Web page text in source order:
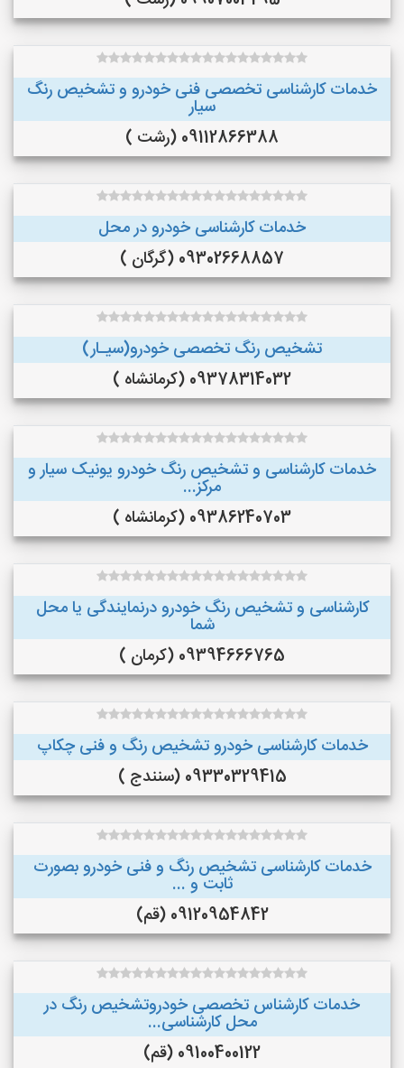
خدمات کارشناسی تخصصی فنی خودرو و تشخیص رنگ
سیار
09112866388 (رشت )
خدمات کارشناسی خودرو در محل
09302668857 (گرگان )
تشخیص رنگ تخصصی خودرو(سیـار)
09378314032 (کرمانشاه )
خدمات کارشناسی و تشخیص رنگ خودرو یونیک سیار و
مرکز...
09386240703 (کرمانشاه )
کارشناسی و تشخیص رنگ خودرو درنمایندگی یا محل
شما
09394666765 (کرمان )
خدمات کارشناسی خودرو تشخیص رنگ و فنی چکاپ
09330329415 (سنندج )
خدمات کارشناسی تشخیص رنگ و فنی خودرو بصورت
ثابت و ...
09120954842 (قم)
خدمات کارشناس تخصصی خودروتشخیص رنگ در
محل کارشناسی...
09100400122 (قم)